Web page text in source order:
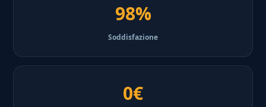
98%
Soddisfazione
0€